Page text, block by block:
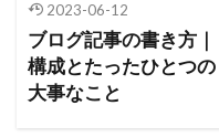
2023-06-12
ブログ記事の書き方｜
構成とたったひとつの
大事なこと